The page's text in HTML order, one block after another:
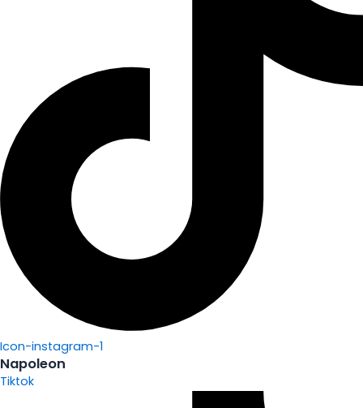
Icon-instagram-1
Napoleon
Tiktok